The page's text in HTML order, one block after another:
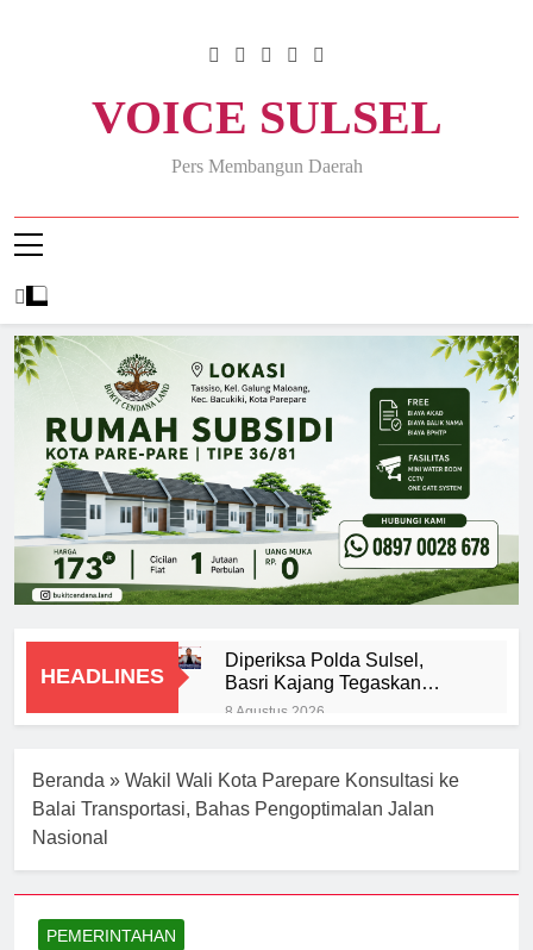
VOICE SULSEL
Pers Membangun Daerah
HEADLINES
Diperiksa Polda Sulsel,
Basri Kajang Tegaskan
Kooperatif dalam Kasus
Dugaan Korupsi Seragam
8 Agustus 2026
7 Agustus 2026
Beranda » Wakil Wali Kota Parepare Konsultasi ke
Balai Transportasi, Bahas Pengoptimalan Jalan
Nasional
PEMERINTAHAN